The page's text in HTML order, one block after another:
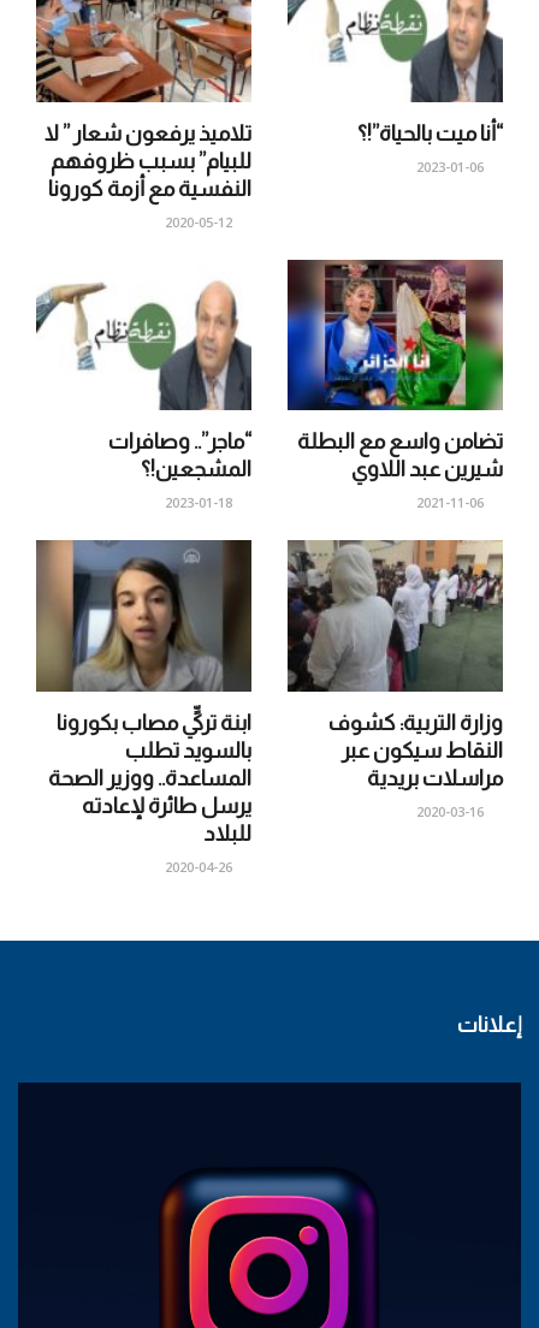
تلاميذ يرفعون شعار ” لا
للبيام” بسبب ظروفهم
النفسية مع أزمة كورونا
2020-05-12
“أنا ميت بالحياة”!؟
2023-01-06
“ماجر”.. وصافرات
المشجعين!؟
2023-01-18
تضامن واسع مع البطلة
شيرين عبد اللاوي
2021-11-06
ابنة تركيٍّ مصاب بكورونا
بالسويد تطلب
المساعدة.. ووزير الصحة
يرسل طائرة لإعادته
للبلاد
2020-04-26
وزارة التربية: كشوف
النقاط سيكون عبر
مراسلات بريدية
2020-03-16
إعلانات